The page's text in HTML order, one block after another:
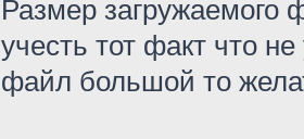
Размер
учесть тот факт что
файл большой то